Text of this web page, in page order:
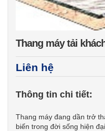
Thang máy tải
Liên hệ
Thông tin chi tiết:
Thang máy đang dần trở
biến trong đời sống hiện